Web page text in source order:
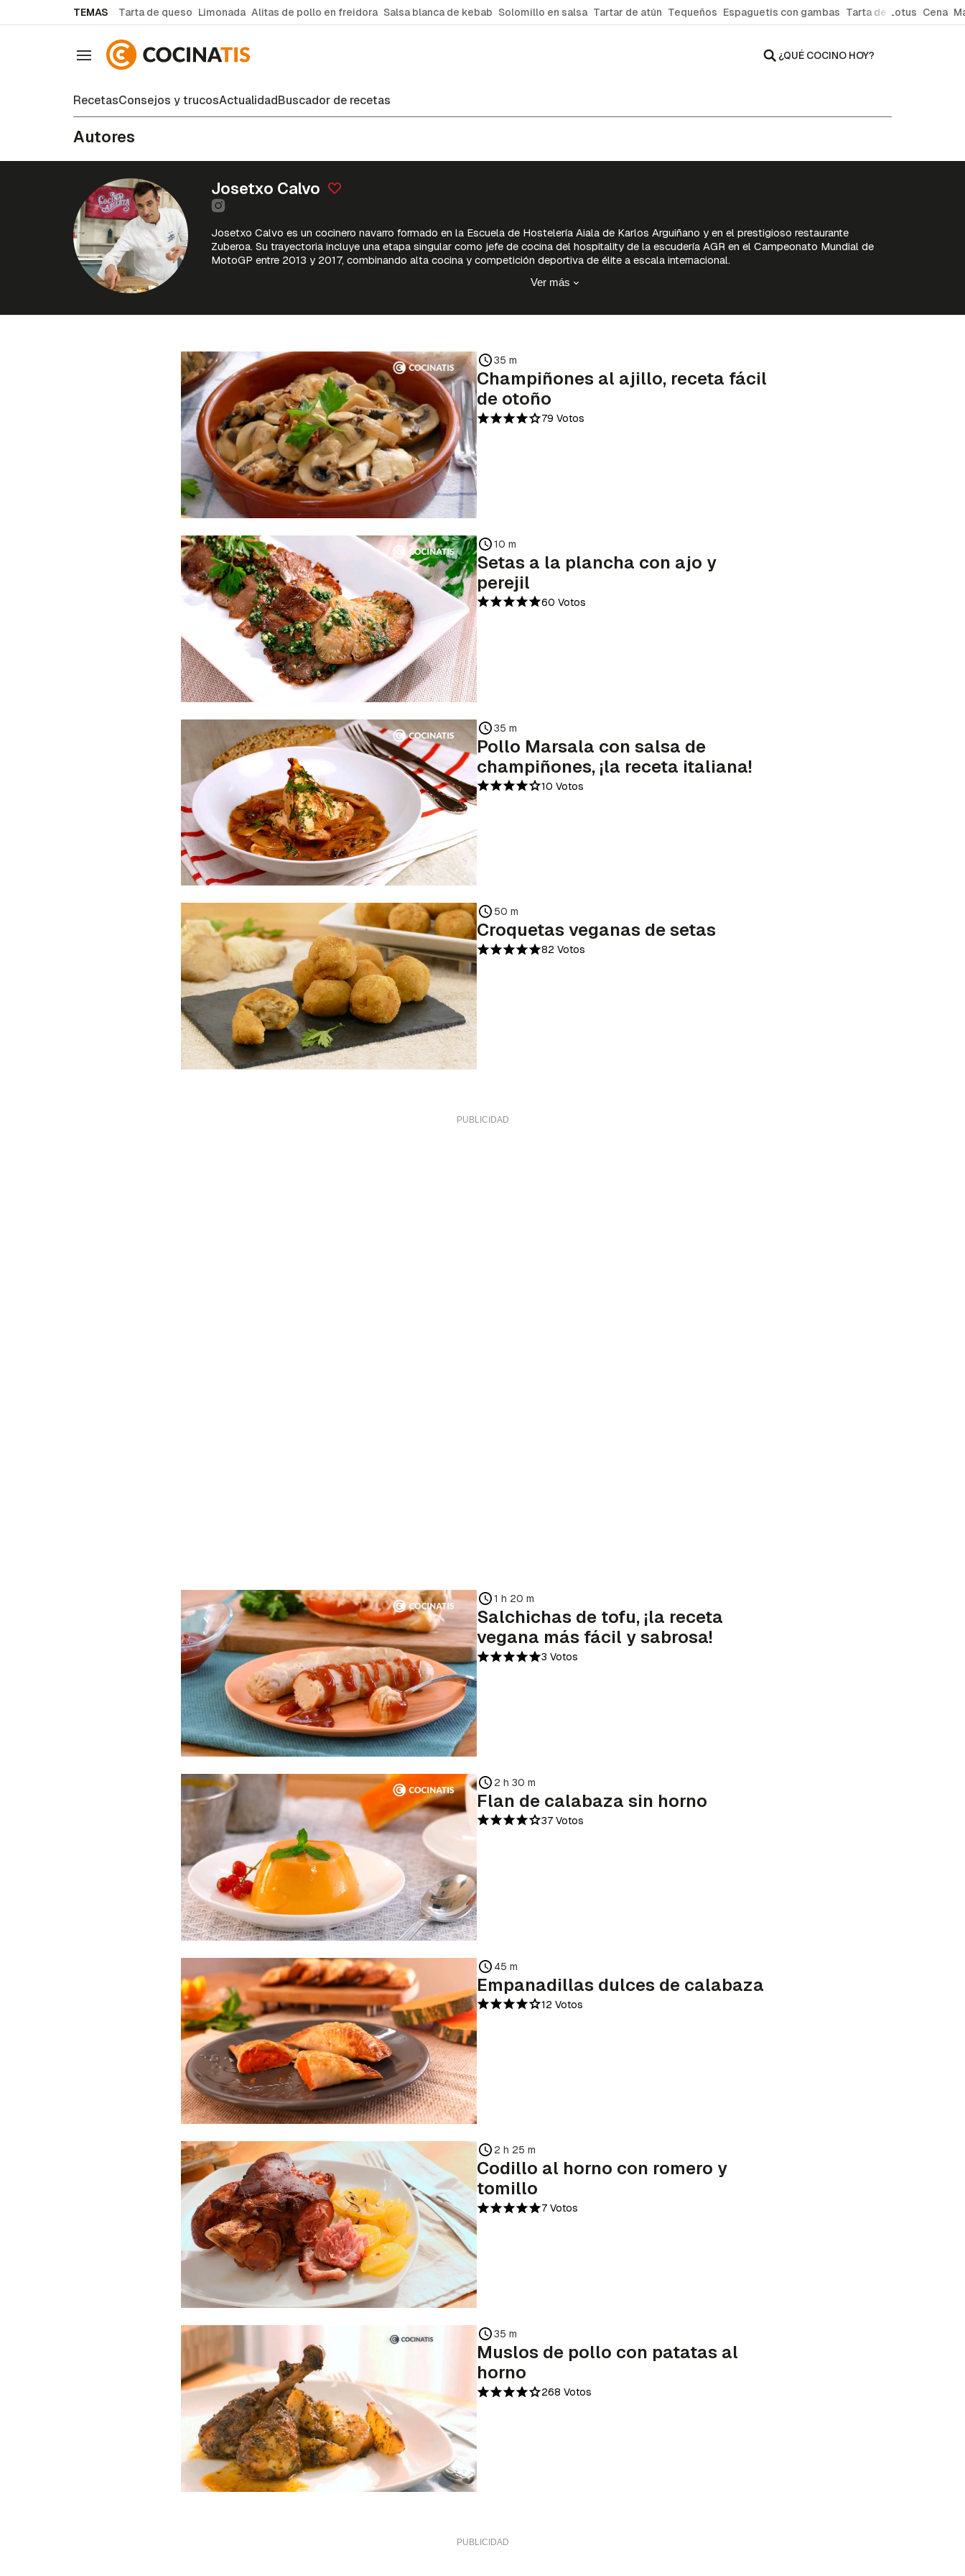
TEMAS Tarta de queso Limonada Alitas de pollo en freidora Salsa blanca de kebab Solomillo en salsa Tartar de atún Tequeños Espaguetis con gambas Tarta de Lotus Cena
Navegación ¿QUÉ COCINO HOY?
RecetasConsejos y trucosActualidadBuscador de recetas
Autores
Josetxo Calvo
Para poder guardar como favorito, primero has de iniciar sesión con tu
cuenta de Cocinatis.
INICIAR SESIÓN CANCELAR
Josetxo Calvo es un cocinero navarro formado en la Escuela de Hostelería Aiala de Karlos Arguiñano y en el prestigioso restaurante
Zuberoa. Su trayectoria incluye una etapa singular como jefe de cocina del hospitality de la escudería AGR en el Campeonato Mundial de
MotoGP entre 2013 y 2017, combinando alta cocina y competición deportiva de élite a escala internacional.
Ver más
35 m
Champiñones al ajillo, receta fácil
de otoño
79 Votos
10 m
Setas a la plancha con ajo y
perejil
60 Votos
35 m
Pollo Marsala con salsa de
champiñones, ¡la receta italiana!
10 Votos
50 m
Croquetas veganas de setas
82 Votos
1 h 20 m
Salchichas de tofu, ¡la receta
vegana más fácil y sabrosa!
3 Votos
2 h 30 m
Flan de calabaza sin horno
37 Votos
45 m
Empanadillas dulces de calabaza
12 Votos
2 h 25 m
Codillo al horno con romero y
tomillo
7 Votos
35 m
Muslos de pollo con patatas al
horno
268 Votos